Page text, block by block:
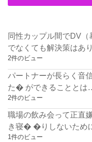
同性カップル間でDV
でなくても解決策はあ
2件のビュー
パートナーが長らく音
た� ができることとは
2件のビュー
職場の飲み会って正直
き寝� �りしないため
1件のビュー